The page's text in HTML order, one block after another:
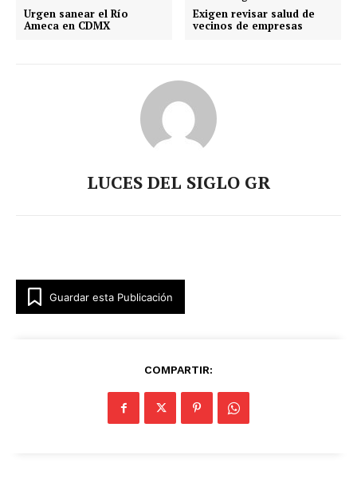
Urgen sanear el Río
Ameca en CDMX
Exigen revisar salud de
vecinos de empresas
LUCES DEL SIGLO GR
Guardar esta Publicación
COMPARTIR: